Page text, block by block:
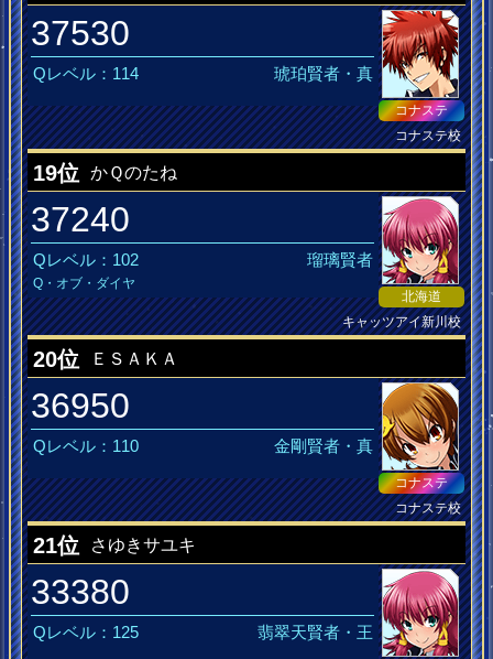
37530
Qレベル：114 琥珀賢者・真
コナステ
コナステ校
19位 かＱのたね
37240
Qレベル：102 瑠璃賢者
Q・オブ・ダイヤ
北海道
キャッツアイ新川校
20位 ＥＳＡＫＡ
36950
Qレベル：110 金剛賢者・真
コナステ
コナステ校
21位 さゆきサユキ
33380
Qレベル：125 翡翠天賢者・王